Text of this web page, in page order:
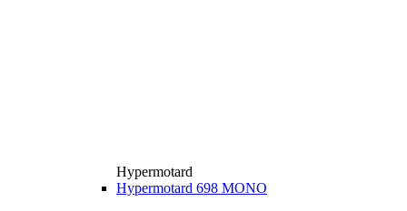
Hypermotard
Hypermotard 698 MONO